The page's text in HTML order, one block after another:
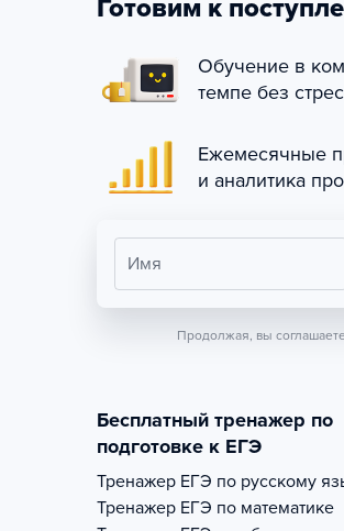
Готовим к
Обучение в
темпе без
Ежемесячные
и аналитика
Имя
Продолжая, вы
Бесплатный тренажер по
подготовке к ЕГЭ
Тренажер ЕГЭ по русскому
Тренажер ЕГЭ по математике